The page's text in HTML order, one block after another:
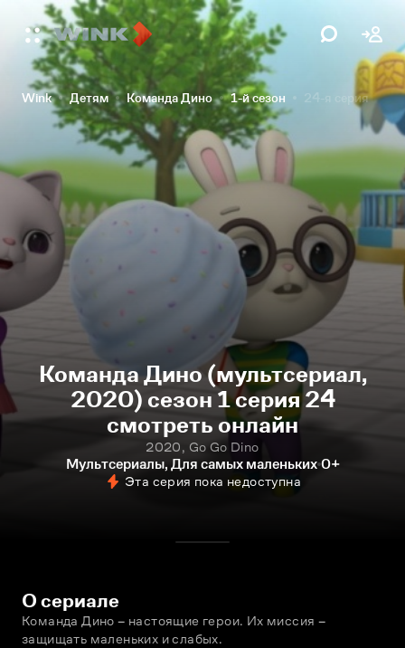
Wink Детям Команда Дино 1-й сезон 24-я серия
Команда Дино (мультсериал,
2020) сезон 1 серия 24
смотреть онлайн
2020, Go Go Dino
Мультсериалы, Для самых маленьких 0+
Эта серия пока недоступна
О сериале
Команда Дино – настоящие герои. Их миссия –
защищать маленьких и слабых.